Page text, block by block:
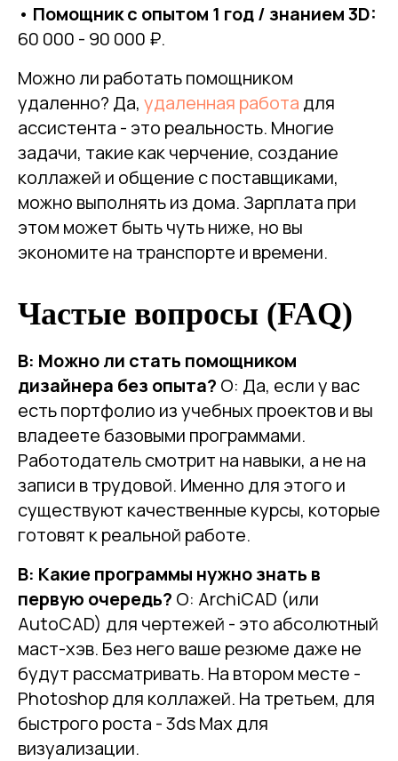
• Помощник с опытом 1 год / знанием 3D:
60 000 - 90 000 ₽.
Можно ли работать помощником
удаленно? Да, удаленная работа для
ассистента - это реальность. Многие
задачи, такие как черчение, создание
коллажей и общение с поставщиками,
можно выполнять из дома. Зарплата при
этом может быть чуть ниже, но вы
экономите на транспорте и времени.
Частые вопросы (FAQ)
В: Можно ли стать помощником
дизайнера без опыта? О: Да, если у вас
есть портфолио из учебных проектов и вы
владеете базовыми программами.
Работодатель смотрит на навыки, а не на
записи в трудовой. Именно для этого и
существуют качественные курсы, которые
готовят к реальной работе.
В: Какие программы нужно знать в
первую очередь? О: ArchiCAD (или
AutoCAD) для чертежей - это абсолютный
маст-хэв. Без него ваше резюме даже не
будут рассматривать. На втором месте -
Photoshop для коллажей. На третьем, для
быстрого роста - 3ds Max для
визуализации.